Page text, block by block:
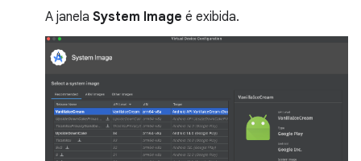
A janela System Image é exibida.